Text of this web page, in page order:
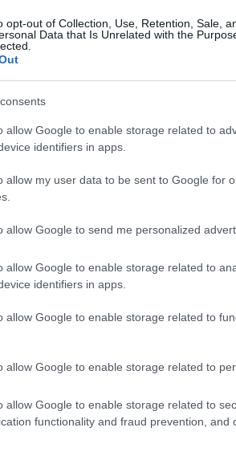
opt-out of Collection, Use, Retention, Sale,
Data that Is Unrelated with the
allow Google to enable storage related to
identifiers in apps.
allow my user data to be sent to Google for
allow Google to send me personalized
allow Google to enable storage related to
identifiers in apps.
allow Google to enable storage related to
allow Google to enable storage related to
allow Google to enable storage related to
functionality and fraud prevention, and
Tetszik 0
TALÁN
Zsolt
flotta
madárcsicsergésre ébredünk
– elég az alliterációkból –, azt
szatyrot, amit összekészítettünk a